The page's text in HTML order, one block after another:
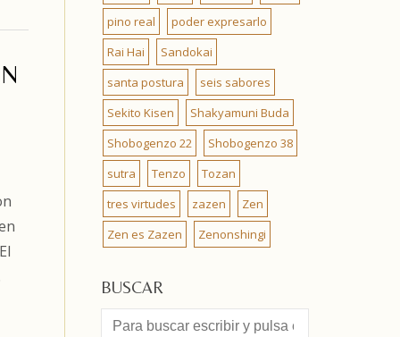
pino real
poder expresarlo
Rai Hai
Sandokai
santa postura
seis sabores
Sekito Kisen
Shakyamuni Buda
Shobogenzo 22
Shobogenzo 38
sutra
Tenzo
Tozan
tres virtudes
zazen
Zen
Zen es Zazen
Zenonshingi
BUSCAR